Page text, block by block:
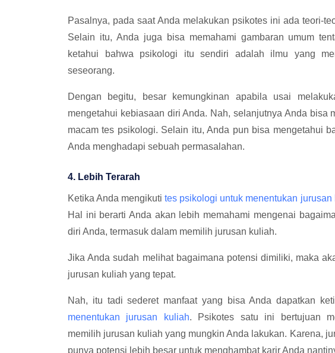
Pasalnya, pada saat Anda melakukan psikotes ini ada teori-
Selain itu, Anda juga bisa memahami gambaran umum
ketahui bahwa psikologi itu sendiri adalah ilmu yang
seseorang.
Dengan begitu, besar kemungkinan apabila usai
mengetahui kebiasaan diri Anda. Nah, selanjutnya Anda bisa
macam tes psikologi. Selain itu, Anda pun bisa mengetahui
Anda menghadapi sebuah permasalahan.
4. Lebih Terarah
Ketika Anda mengikutites psikologi untuk menentukan jurusan
Hal ini berarti Anda akan lebih memahami mengenai
diri Anda, termasuk dalam memilih jurusan kuliah.
Jika Anda sudah melihat bagaimana potensi dimiliki, maka
jurusan kuliah yang tepat.
Nah, itu tadi sederet manfaat yang bisa Anda dapatkan
menentukan jurusan kuliah. Psikotes satu ini bertujuan
memilih jurusan kuliah yang mungkin Anda lakukan. Karena,
punya potensi lebih besar untuk menghambat karir Anda